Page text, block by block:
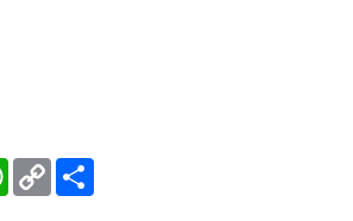
WhatsApp
Copy
Link